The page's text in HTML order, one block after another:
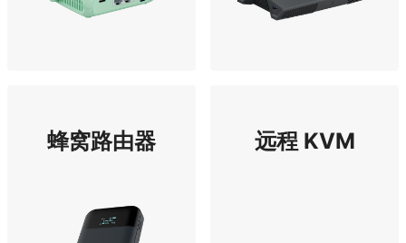
蜂窝路由器 远程 KVM